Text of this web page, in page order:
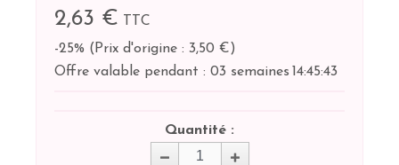
2,63 €
TTC
-25% ( Prix d'origine : 3,50 €)
Offre valable pendant : 03 semaines 14:45:43
Quantité :